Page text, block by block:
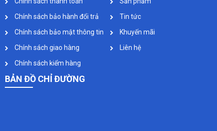
Chính sách bảo hành đổi trả
Chính sách bảo mật thông tin
Chính sách giao hàng
Chính sách kiểm hàng
Tin tức
Khuyến mãi
Liên hệ
BẢN ĐỒ CHỈ ĐƯỜNG